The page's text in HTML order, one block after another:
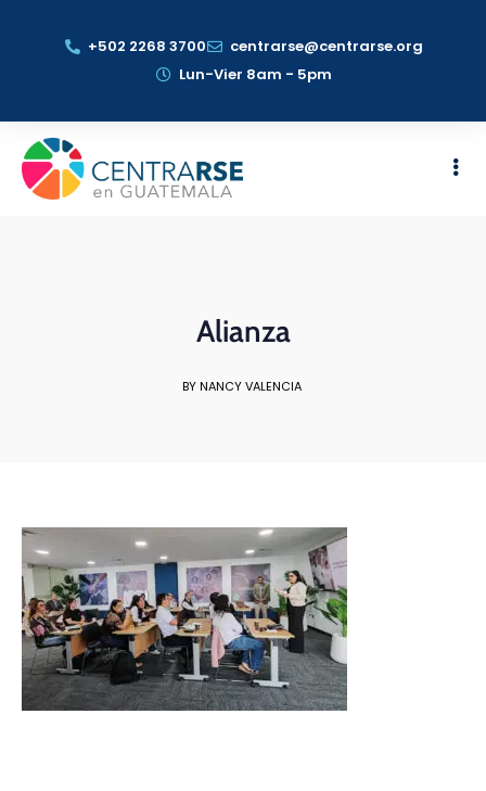
+502 2268 3700
centrarse@centrarse.org
Lun-Vier 8am - 5pm
Alianza
BY NANCY VALENCIA